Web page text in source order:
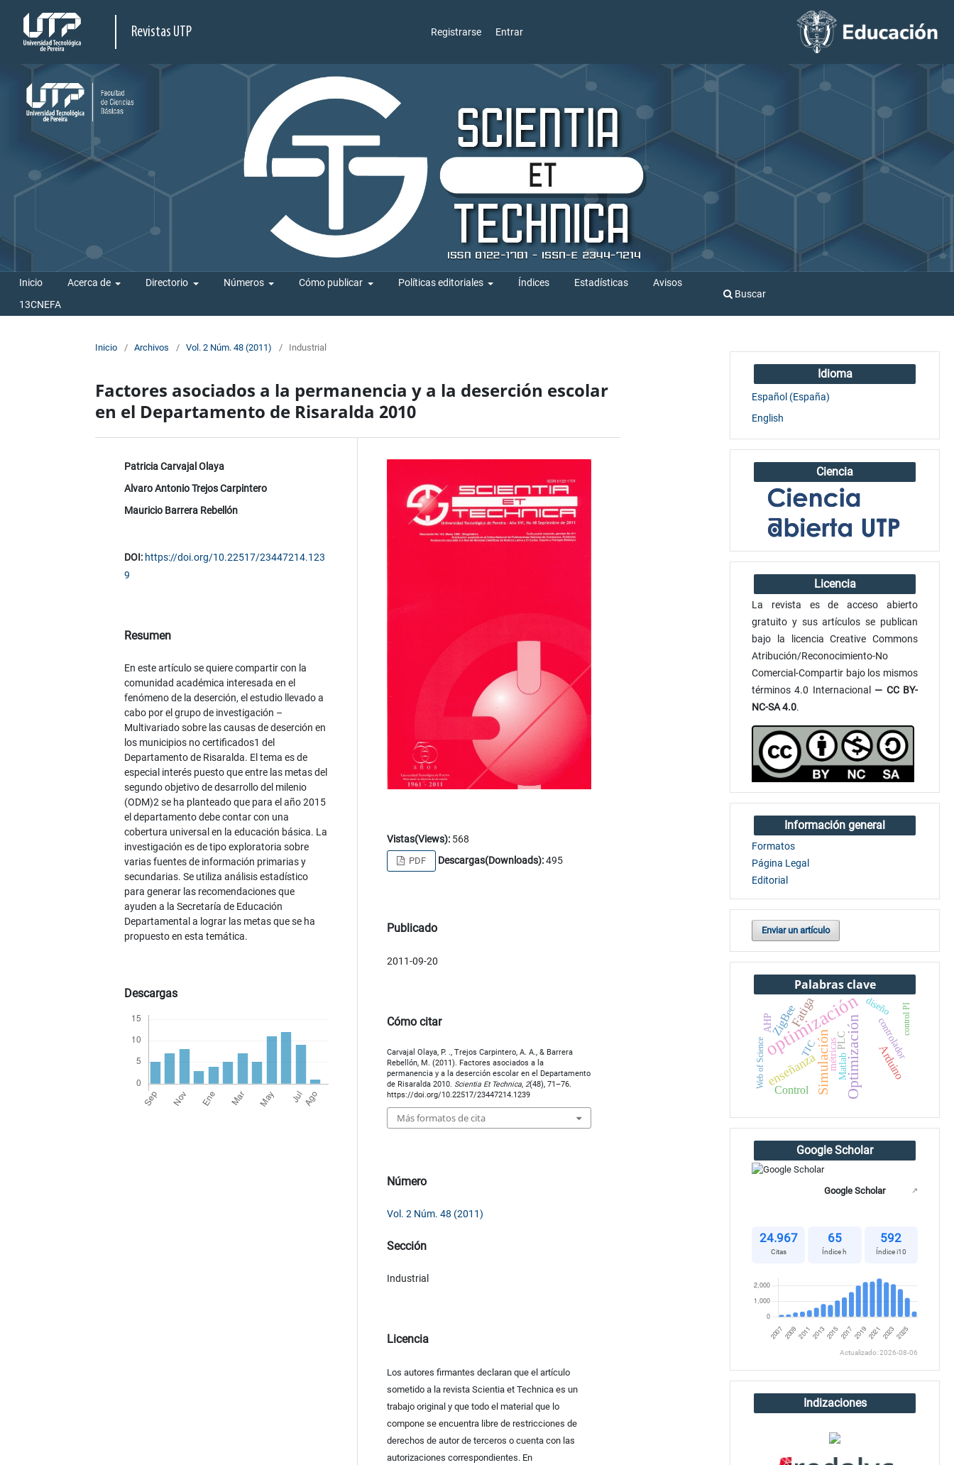
Revistas UTP Registrarse Entrar
Inicio Acerca de Directorio Números Cómo publicar Políticas editoriales Índices Estadísticas
Avisos
13CNEFA
Buscar
Inicio / Archivos / Vol. 2 Núm. 48 (2011) / Industrial
Factores asociados a la permanencia y a la deserción escolar
en el Departamento de Risaralda 2010
Patricia Carvajal Olaya
Alvaro Antonio Trejos Carpintero
Mauricio Barrera Rebellón
DOI: https://doi.org/10.22517/23447214.123
9
Resumen
En este artículo se quiere compartir con la
comunidad académica interesada en el
fenómeno de la deserción, el estudio llevado a
cabo por el grupo de investigación –
Multivariado sobre las causas de deserción en
los municipios no certificados1 del
Departamento de Risaralda. El tema es de
especial interés puesto que entre las metas del
segundo objetivo de desarrollo del milenio
(ODM)2 se ha planteado que para el año 2015
el departamento debe contar con una
cobertura universal en la educación básica. La
investigación es de tipo exploratoria sobre
varias fuentes de información primarias y
secundarias. Se utiliza análisis estadístico
para generar las recomendaciones que
ayuden a la Secretaría de Educación
Departamental a lograr las metas que se ha
propuesto en esta temática.
Descargas
Vistas(Views):568
PDF Descargas(Downloads):495
Publicado
2011-09-20
Cómo citar
Carvajal Olaya, P. ., Trejos Carpintero, A. A., & Barrera
Rebellón, M. (2011). Factores asociados a la
permanencia y a la deserción escolar en el Departamento
de Risaralda 2010. Scientia Et Technica, 2(48), 71–76.
https://doi.org/10.22517/23447214.1239
Más formatos de cita
Número
Vol. 2 Núm. 48 (2011)
Sección
Industrial
Licencia
Los autores firmantes declaran que el artículo
sometido a la revista Scientia et Technica es un
trabajo original y que todo el material que lo
compone se encuentra libre de restricciones de
derechos de autor de terceros o cuenta con las
autorizaciones correspondientes. En
Idioma
Español (España)
English
Ciencia
Licencia
La revista es de acceso abierto
gratuito y sus artículos se publican
bajo la licencia Creative Commons
Atribución/Reconocimiento-No
Comercial-Compartir bajo los mismos
términos 4.0 Internacional — CC BY-
NC-SA 4.0.
Información general
Formatos
Página Legal
Editorial
Enviar un artículo
Palabras clave
optimización
Optimización
Simulación
Fatiga
enseñanza Arduino
ZigBee
Control
métricas
TIC PLC
AHP
Matlab
diseño
controlador
Web of Science
control PI
Google Scholar
Google Scholar ↗
24.967
Citas
65
Índice h
592
Índice i10
Actualizado: 2026-08-06
Indizaciones